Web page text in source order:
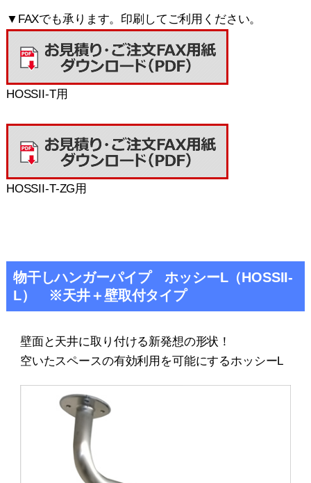
▼FAXでも承ります。印刷してご利用ください。
HOSSII-T用
HOSSII-T-ZG用
物干しハンガーパイプ ホッシーL（HOSSII-
L） ※天井＋壁取付タイプ
壁面と天井に取り付ける新発想の形状！
空いたスペースの有効利用を可能にするホッシーL